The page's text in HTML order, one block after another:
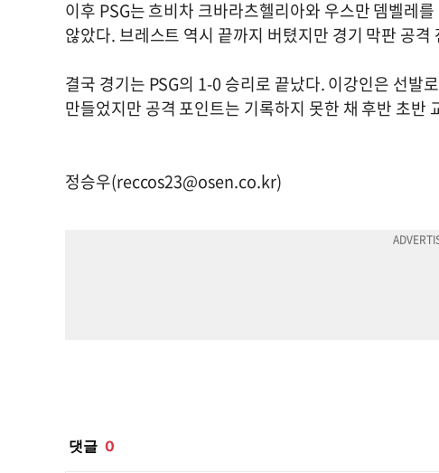
이후 PSG는 흐비차 크바라츠헬리아와 우스만 뎀벨레
않았다. 브레스트 역시 끝까지 버텼지만 경기 막판 공격
결국 경기는 PSG의 1-0 승리로 끝났다. 이강인은 선발
만들었지만 공격 포인트는 기록하지 못한 채 후반 초반
정승우(reccos23@osen.co.kr)